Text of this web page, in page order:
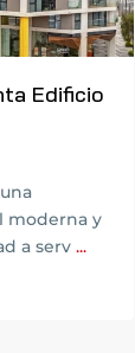
Edificio
moderna y
a serv ...